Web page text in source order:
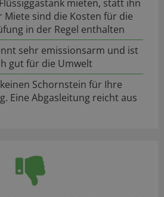
mieten, statt ihn
Miete sind die Kosten für die
in der Regel enthalten
sehr emissionsarm und ist
gut für die Umwelt
Schornstein für Ihre
Eine Abgasleitung reicht aus